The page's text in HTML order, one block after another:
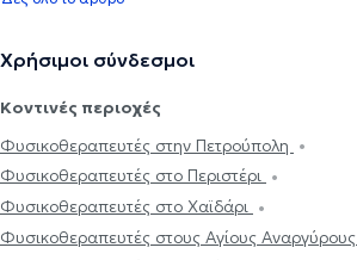
Χρήσιμοι σύνδεσμοι
Κοντινές περιοχές
Φυσικοθεραπευτές στην Πετρούπολη
Φυσικοθεραπευτές στο Περιστέρι
Φυσικοθεραπευτές στο Χαϊδάρι
Φυσικοθεραπευτές στους Αγίους Αναργύρους